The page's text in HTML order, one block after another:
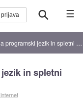
☰
jezik in spletni protokol
in spletni